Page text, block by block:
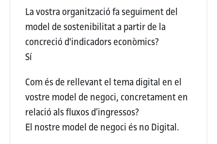
La vostra organització fa seguiment del
model de sostenibilitat a partir de la
concreció d'indicadors econòmics?
Sí
Com és de rellevant el tema digital en el
vostre model de negoci, concretament en
relació als fluxos d’ingressos?
El nostre model de negoci és no Digital.